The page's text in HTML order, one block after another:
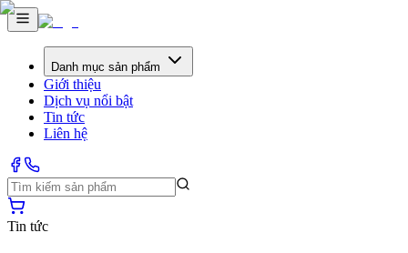
Danh mục sản phẩm
Giới thiệu
Dịch vụ nổi bật
Tin tức
Liên hệ
Tin tức